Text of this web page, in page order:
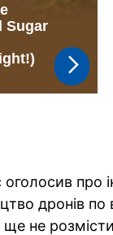
про
дронів по
ще не